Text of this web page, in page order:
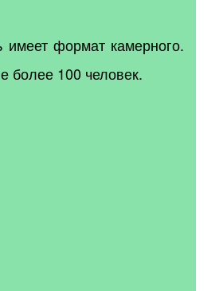
формат камерного.
более 100 человек.